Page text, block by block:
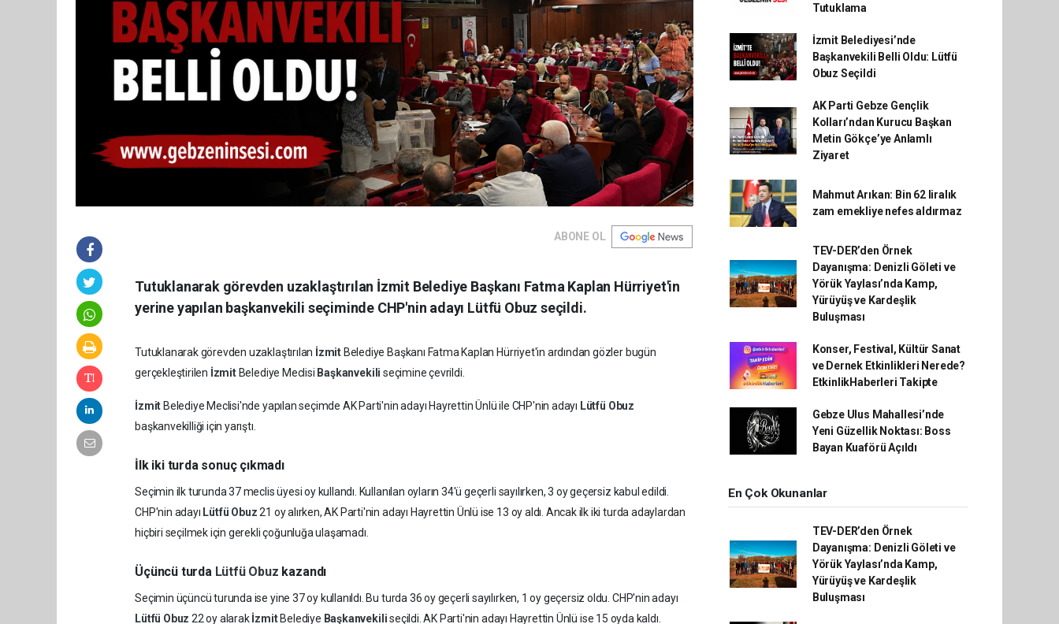
ABONE OL
Tutuklanarak görevden uzaklaştırılan İzmit Belediye Başkanı Fatma Kaplan Hürriyet'in
yerine yapılan başkanvekili seçiminde CHP'nin adayı Lütfü Obuz seçildi.
Tutuklanarak görevden uzaklaştırılan İzmit Belediye Başkanı Fatma Kaplan Hürriyet'in ardından gözler bugün
gerçekleştirilen İzmit Belediye Meclisi Başkanvekili seçimine çevrildi.
İzmit Belediye Meclisi'nde yapılan seçimde AK Parti'nin adayı Hayrettin Ünlü ile CHP'nin adayı Lütfü Obuz
başkanvekilliği için yarıştı.
İlk iki turda sonuç çıkmadı
Seçimin ilk turunda 37 meclis üyesi oy kullandı. Kullanılan oyların 34'ü geçerli sayılırken, 3 oy geçersiz kabul edildi.
CHP'nin adayı Lütfü Obuz21 oy alırken, AK Parti'nin adayı Hayrettin Ünlü ise 13 oy aldı. Ancak ilk iki turda adaylardan
hiçbiri seçilmek için gerekli çoğunluğa ulaşamadı.
Üçüncü turda Lütfü Obuz kazandı
Seçimin üçüncü turunda ise yine 37 oy kullanıldı. Bu turda 36 oy geçerli sayılırken, 1 oy geçersiz oldu. CHP'nin adayı
Lütfü Obuz 22 oy alarakİzmit Belediye Başkanvekiliseçildi. AK Parti'nin adayı Hayrettin Ünlü ise 15 oyda kaldı.
Tutuklama
İzmit Belediyesi’nde
Başkanvekili Belli Oldu: Lütfü
Obuz Seçildi
AK Parti Gebze Gençlik
Kolları’ndan Kurucu Başkan
Metin Gökçe’ye Anlamlı
Ziyaret
Mahmut Arıkan: Bin 62 liralık
zam emekliye nefes aldırmaz
TEV-DER’den Örnek
Dayanışma: Denizli Göleti ve
Yörük Yaylası’nda Kamp,
Yürüyüş ve Kardeşlik
Buluşması
Konser, Festival, Kültür Sanat
ve Dernek Etkinlikleri Nerede?
EtkinlikHaberleri Takipte
Gebze Ulus Mahallesi’nde
Yeni Güzellik Noktası: Boss
Bayan Kuaförü Açıldı
En Çok Okunanlar
TEV-DER’den Örnek
Dayanışma: Denizli Göleti ve
Yörük Yaylası’nda Kamp,
Yürüyüş ve Kardeşlik
Buluşması